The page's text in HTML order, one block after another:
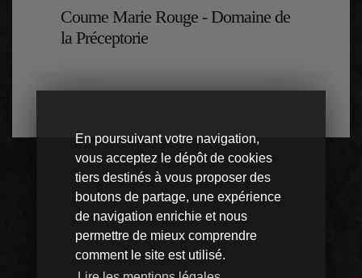
En poursuivant votre navigation,
vous acceptez le dépôt de cookies
tiers destinés à vous proposer des
boutons de partage, une expérience
de navigation enrichie et nous
permettre de mieux comprendre
comment le site est utilisé.
Coume Marie Rouge - Domaine de
la Préceptorie